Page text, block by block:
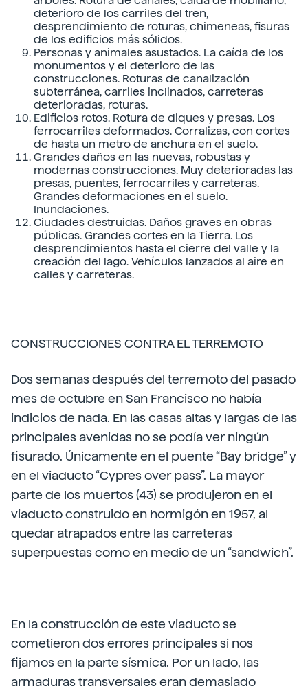
deterioro de los carriles del tren,
desprendimiento de roturas, chimeneas, fisuras
de los edificios más sólidos.
Personas y animales asustados. La caída de los
monumentos y el deterioro de las
construcciones. Roturas de canalización
subterránea, carriles inclinados, carreteras
deterioradas, roturas.
Edificios rotos. Rotura de diques y presas. Los
ferrocarriles deformados. Corralizas, con cortes
de hasta un metro de anchura en el suelo.
Grandes daños en las nuevas, robustas y
modernas construcciones. Muy deterioradas las
presas, puentes, ferrocarriles y carreteras.
Grandes deformaciones en el suelo.
Inundaciones.
Ciudades destruidas. Daños graves en obras
públicas. Grandes cortes en la Tierra. Los
desprendimientos hasta el cierre del valle y la
creación del lago. Vehículos lanzados al aire en
calles y carreteras.
CONSTRUCCIONES CONTRA EL TERREMOTO
Dos semanas después del terremoto del pasado
mes de octubre en San Francisco no había
indicios de nada. En las casas altas y largas de las
principales avenidas no se podía ver ningún
fisurado. Únicamente en el puente “Bay bridge” y
en el viaducto “Cypres over pass”. La mayor
parte de los muertos (43) se produjeron en el
viaducto construido en hormigón en 1957, al
quedar atrapados entre las carreteras
superpuestas como en medio de un “sandwich”.
En la construcción de este viaducto se
cometieron dos errores principales si nos
fijamos en la parte sísmica. Por un lado, las
armaduras transversales eran demasiado